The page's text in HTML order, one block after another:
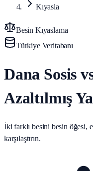
Kıyasla
Besin Kıyaslama
Türkiye Veritabanı
Dana Sosis
Azaltılmış
İki farklı besini besin öğesi,
karşılaştırın.